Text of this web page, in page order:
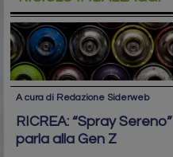
A cura di Redazione Siderweb
RICREA: “Spray Sereno”
parla alla Gen Z